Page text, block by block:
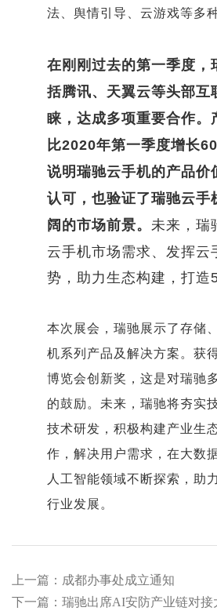
法、舆情引导、云游戏等多
在刚刚过去的第一季度，
括腾讯、天翼云等头部互
睐，达成多项重要合作。
比2020年第一季度增长
说明瑞驰云手机的产品价
认可，也验证了瑞驰云手
阔的市场前景。 未来，瑞
云手机市场需求、发挥云
势，助力生态构建，打造
本次展会，瑞驰展示了存储
机系列产品及解决方案。获
博览会创新奖，这是对瑞驰
的鼓励。未来，瑞驰将夯实
技术研发，积极构建产业生
作，解决用户需求，在大数
人工智能领域不断探索，助
行业发展。
上一篇：成都办事处成立通知
下一篇：瑞驰出席AI安防产业链对